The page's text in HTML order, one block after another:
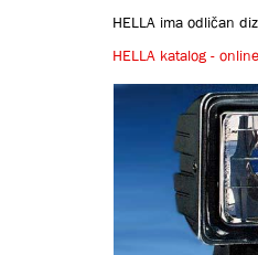
HELLA ima odličan
HELLA katalog - online